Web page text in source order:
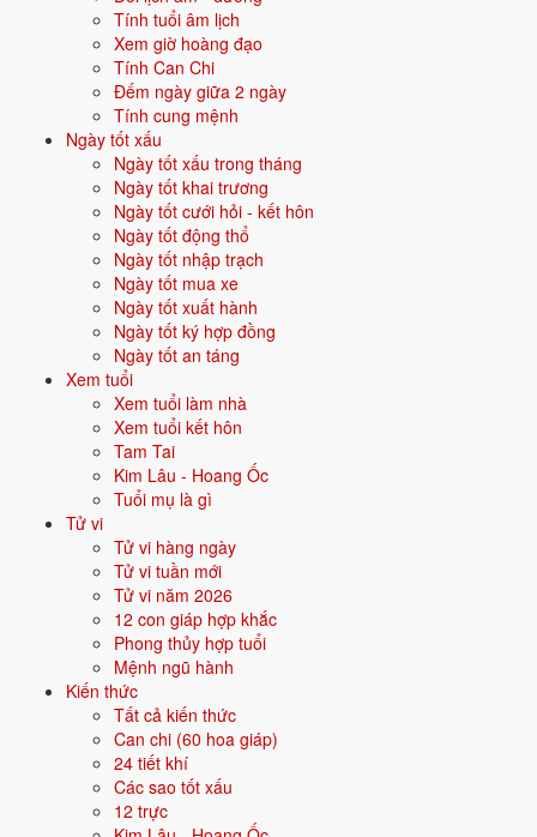
Tính tuổi âm lịch
Xem giờ hoàng đạo
Tính Can Chi
Đếm ngày giữa 2 ngày
Tính cung mệnh
Ngày tốt xấu
Ngày tốt xấu trong tháng
Ngày tốt khai trương
Ngày tốt cưới hỏi - kết hôn
Ngày tốt động thổ
Ngày tốt nhập trạch
Ngày tốt mua xe
Ngày tốt xuất hành
Ngày tốt ký hợp đồng
Ngày tốt an táng
Xem tuổi
Xem tuổi làm nhà
Xem tuổi kết hôn
Tam Tai
Kim Lâu - Hoang Ốc
Tuổi mụ là gì
Tử vi
Tử vi hàng ngày
Tử vi tuần mới
Tử vi năm 2026
12 con giáp hợp khắc
Phong thủy hợp tuổi
Mệnh ngũ hành
Kiến thức
Tất cả kiến thức
Can chi (60 hoa giáp)
24 tiết khí
Các sao tốt xấu
12 trực
Dâng sao giải hạn là tín ngưỡng tham khảo.
Giữ tâm an, sống thiện vẫn là gốc quan trọng nhất.
Không nên tốn kém quá mức cho lễ cúng sao.
Cúng sao giải hạn giúp nhiều người an tâm hơn khi bước vào năm
Quan trọng nhất vẫn là sống tốt, làm việc thiện trong suốt cả năm.
Có thể tham khảo thêmcác sao tốt xấu
Cùng dịp Rằm tháng Giêng, dùng thêmvăn khấn Rằm tháng Giêng
Nội dung tham khảo theo văn khấn cổ truyền Việt Nam. Có thể khác
đôi chút theo phong tục từng vùng miền.
Câu hỏi thường gặp về văn khấn Giải Hạn
Làm sao biết mình chiếu sao gì trong năm?
Sao chiếu mệnh tính theo tuổi và giới tính. Có thể tra bảng sao truyền
thống hoặc nhờ thầy chùa tính giúp.
Không cúng sao giải hạn có sao không?
Cúng sao tại nhà và tại chùa khác nhau thế nào?
Gặp sao xấu có nhất thiết phải cúng giải hạn không?
Trẻ em có cần cúng sao giải hạn không?
Văn khấn khác
Văn khấn
Văn khấn đi chùa, lễ Phật
Đi lễ chùa
Văn khấn
Văn khấn Ông Táo
23/12 âm lịch
Văn khấn
Văn khấn Giao Thừa
30 Tết
Văn khấn